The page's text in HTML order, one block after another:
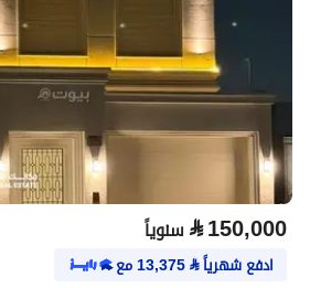
⃁150,000 سنوياً
ادفع شهرياً⃁
13,375مع